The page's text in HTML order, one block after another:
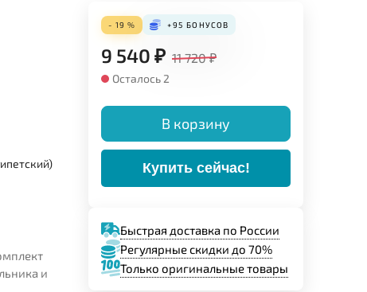
и
- 19 % +95 БОНУСОВ
9 540 ₽ 11 720 ₽
Осталось 2
В корзину
Купить сейчас!
Быстрая доставка по России
Регулярные скидки до 70%
Только оригинальные товары